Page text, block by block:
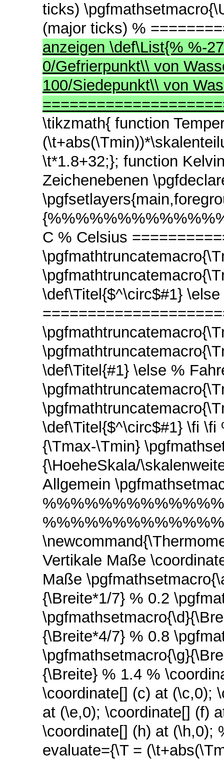
ticks)
(major ticks) %
anzeigen \def\List{% %-
0/Gefrierpunkt\\ von
100/Siedepunkt\\ von
\tikzmath{ function
\t*1.8+32;}; function
Zeichenebenen
C % Celsius
\def\Titel{$^\circ$#1}
\def\Titel{#1} \else %
\def\Titel{$^\circ$#1} \fi \fi
{\Tmax-\Tmin}
{\HoeheSkala/
Allgemein
Vertikale Maße
Maße
{\Breite*1/7} % 0.2
{\Breite*4/7} % 0.8
{\Breite} % 1.4 %
\coordinate[] (c) at (\c,0);
at (\e,0); \coordinate[] (f)
\coordinate[] (h) at (\h,0);
evaluate={\T =